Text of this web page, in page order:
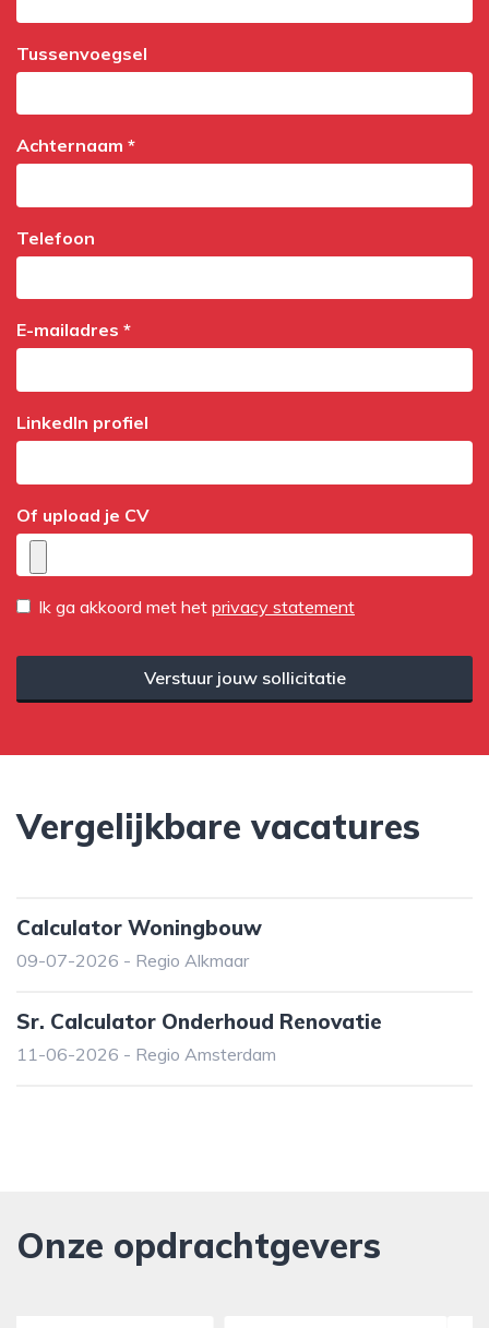
Tussenvoegsel
Achternaam *
Telefoon
E-mailadres *
LinkedIn profiel
Of upload je CV
Ik ga akkoord met het privacy statement
Verstuur jouw sollicitatie
Vergelijkbare vacatures
Calculator Woningbouw
09-07-2026 - Regio Alkmaar
Sr. Calculator Onderhoud Renovatie
11-06-2026 - Regio Amsterdam
Onze opdrachtgevers